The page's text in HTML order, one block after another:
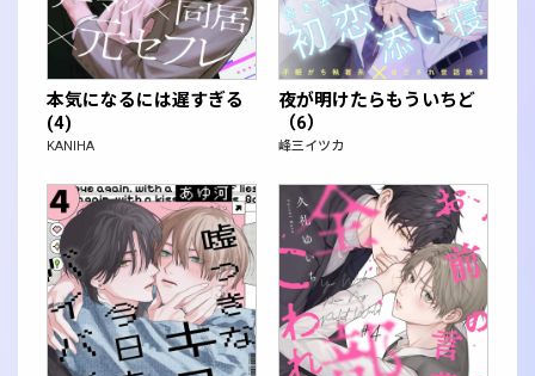
本気になるには遅すぎる
(4)
KANIHA
夜が明けたらもういちど
（6）
峰三イツカ